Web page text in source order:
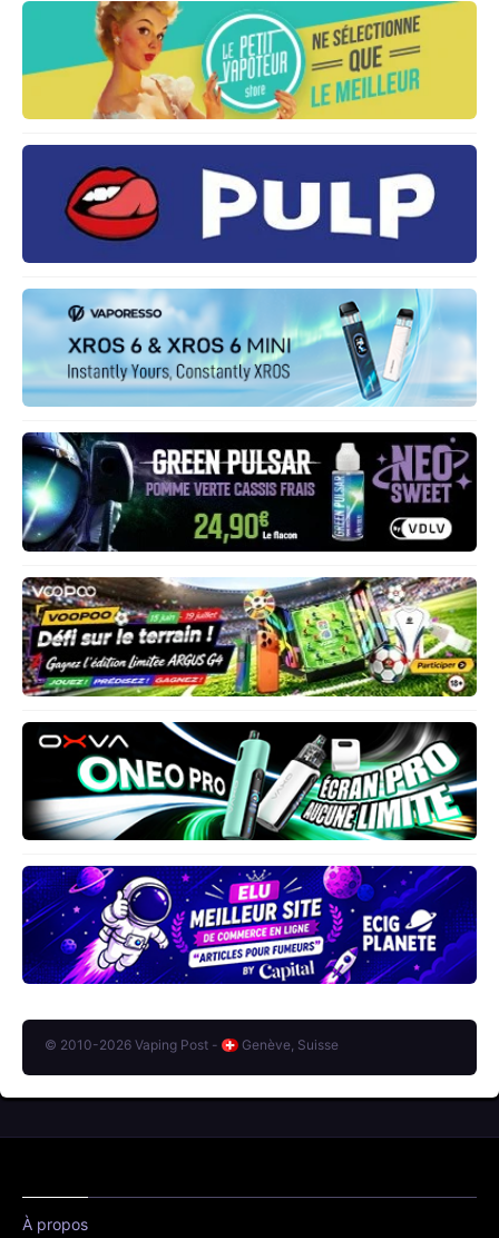
© 2010-2026 Vaping Post - Genève, Suisse
À propos